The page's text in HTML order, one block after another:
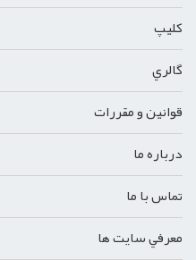
کليپ
گالري
قوانين و مقررات
درباره ما
تماس با ما
معرفي سايت ها